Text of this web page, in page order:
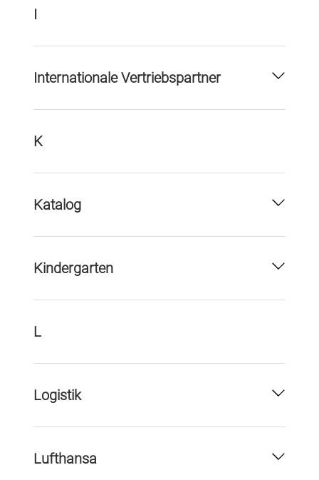
I
Internationale Vertriebspartner
K
Katalog
Kindergarten
L
Logistik
Lufthansa